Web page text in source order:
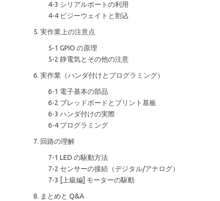
4-3 シリアルポートの利用
4-4 ビジーウェイトと割込
5. 実作業上の注意点
5-1 GPIO の原理
5-2 静電気とその他の注意
6. 実作業（ハンダ付けとプログラミング）
6-1 電子基本の部品
6-2 ブレッドボードとプリント基板
6-3 ハンダ付けの実際
6-4 プログラミング
7. 回路の理解
7-1 LED の駆動方法
7-2 センサーの接続（デジタル/アナログ）
7-3 [上級編] モーターの駆動
8. まとめと Q&A